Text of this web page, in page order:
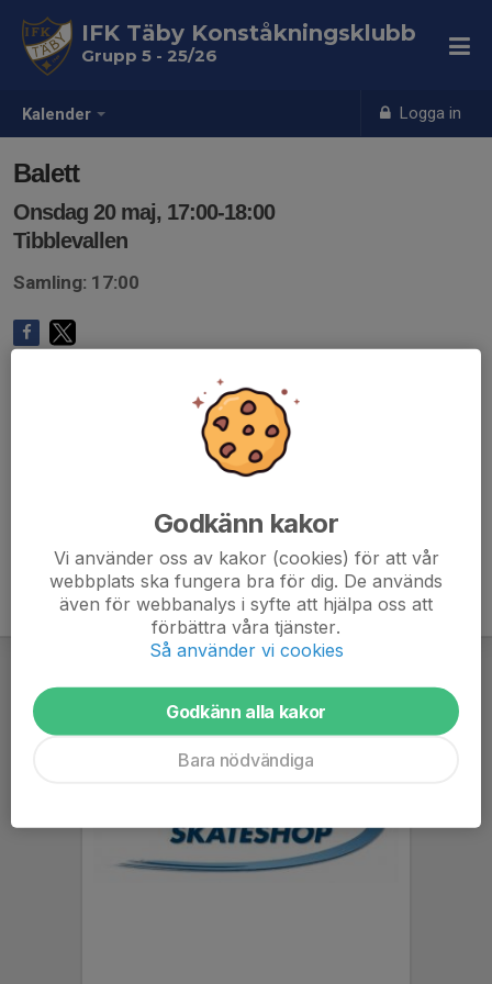
Kalender Logga in
IFK Täby Konståkningsklubb
Grupp 5 - 25/26
Balett
Onsdag 20 maj, 17:00-18:00
Tibblevallen
Samling: 17:00
Godkänn kakor
Vi använder oss av kakor (cookies) för att vår
webbplats ska fungera bra för dig. De används
även för webbanalys i syfte att hjälpa oss att
förbättra våra tjänster.
Så använder vi cookies
Godkänn alla kakor
Bara nödvändiga